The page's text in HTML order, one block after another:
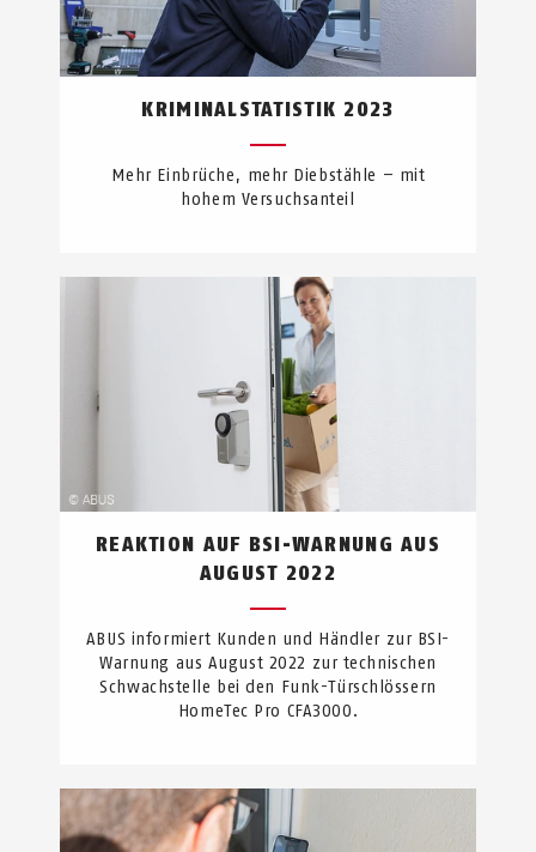
KRIMINALSTATISTIK 2023
Mehr Einbrüche, mehr Diebstähle – mit
hohem Versuchsanteil
REAKTION AUF BSI-WARNUNG AUS
AUGUST 2022
ABUS informiert Kunden und Händler zur BSI-
Warnung aus August 2022 zur technischen
Schwachstelle bei den Funk-Türschlössern
HomeTec Pro CFA3000.